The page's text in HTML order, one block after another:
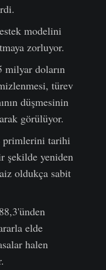
modelini
zorluyor.
milyar doların
türev
düşmesinin
görülüyor.
primlerini tarihi
şekilde yeniden
oldukça sabit
elde
halen